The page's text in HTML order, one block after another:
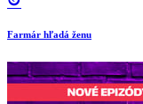
Farmár hľadá ženu